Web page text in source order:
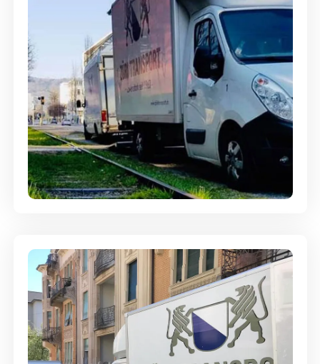
Ein- und Auspackservice